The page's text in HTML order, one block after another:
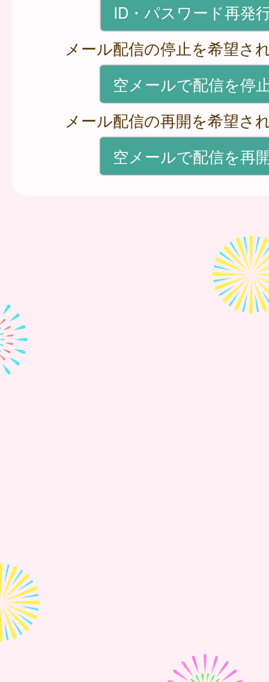
ID・パスワード再発
メール配信の停止を希望さ
空メールで配信を停
メール配信の再開を希望さ
空メールで配信を再